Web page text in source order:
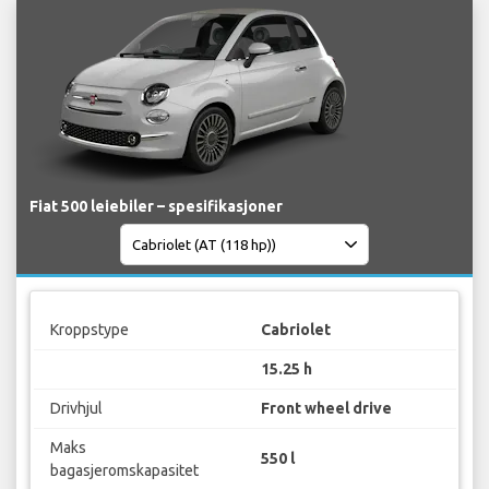
Fiat 500 leiebiler – spesifikasjoner
Kroppstype Cabriolet
15.25 h
Drivhjul Front wheel drive
Maks
bagasjeromskapasitet
550 l